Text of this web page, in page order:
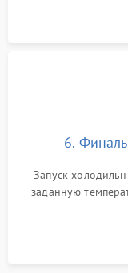
электронным
6.
Запуск
заданную
компрессора,